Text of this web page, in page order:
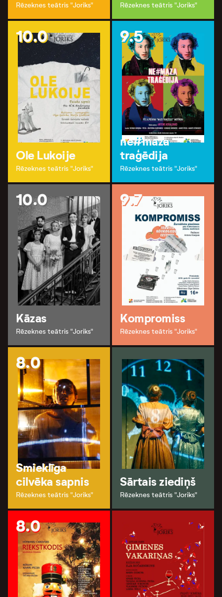
Rēzeknes teātris "Joriks" Rēzeknes teātris "Joriks"
10.0
Ole Lukoije
Rēzeknes teātris "Joriks"
9.5
ne#maza
traģēdija
Rēzeknes teātris "Joriks"
10.0
Kāzas
Rēzeknes teātris "Joriks"
9.7
Kompromiss
Rēzeknes teātris "Joriks"
8.0
Smieklīga
cilvēka sapnis
Rēzeknes teātris "Joriks"
Sārtais ziediņš
Rēzeknes teātris "Joriks"
8.0